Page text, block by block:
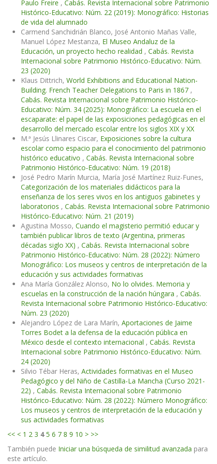
Paulo Freire , Cabás. Revista Internacional sobre Patrimonio
Histórico-Educativo: Núm. 22 (2019): Monográfico: Historias
de vida del alumnado
Carmend Sanchidrián Blanco, José Antonio Mañas Valle,
Manuel López Mestanza, El Museo Andaluz de la
Educación, un proyecto hecho realidad , Cabás. Revista
Internacional sobre Patrimonio Histórico-Educativo: Núm.
23 (2020)
Klaus Dittrich, World Exhibitions and Educational Nation-
Building. French Teacher Delegations to Paris in 1867 ,
Cabás. Revista Internacional sobre Patrimonio Histórico-
Educativo: Núm. 34 (2025): Monográfico: La escuela en el
escaparate: el papel de las exposiciones pedagógicas en el
desarrollo del mercado escolar entre los siglos XIX y XX
M.ª Jesús Llinares Ciscar, Exposiciones sobre la cultura
escolar como espacio para el conocimiento del patrimonio
histórico educativo , Cabás. Revista Internacional sobre
Patrimonio Histórico-Educativo: Núm. 19 (2018)
José Pedro Marín Murcia, María José Martínez Ruiz-Funes,
Categorización de los materiales didácticos para la
enseñanza de los seres vivos en los antiguos gabinetes y
laboratorios , Cabás. Revista Internacional sobre Patrimonio
Histórico-Educativo: Núm. 21 (2019)
Agustina Mosso, Cuando el magisterio permitió educar y
también publicar libros de texto (Argentina, primeras
décadas siglo XX) , Cabás. Revista Internacional sobre
Patrimonio Histórico-Educativo: Núm. 28 (2022): Número
Monográfico: Los museos y centros de interpretación de la
educación y sus actividades formativas
Ana María González Alonso, No lo olvides. Memoria y
escuelas en la construcción de la nación húngara , Cabás.
Revista Internacional sobre Patrimonio Histórico-Educativo:
Núm. 23 (2020)
Alejandro López de Lara Marín, Aportaciones de Jaime
Torres Bodet a la defensa de la educación pública en
México desde el contexto internacional , Cabás. Revista
Internacional sobre Patrimonio Histórico-Educativo: Núm.
24 (2020)
Silvio Tébar Heras, Actividades formativas en el Museo
Pedagógico y del Niño de Castilla-La Mancha (Curso 2021-
22) , Cabás. Revista Internacional sobre Patrimonio
Histórico-Educativo: Núm. 28 (2022): Número Monográfico:
Los museos y centros de interpretación de la educación y
sus actividades formativas
<< < 1 2 3 4 5 6 7 8 9 10 > >>
También puede Iniciar una búsqueda de similitud avanzada para
este artículo.